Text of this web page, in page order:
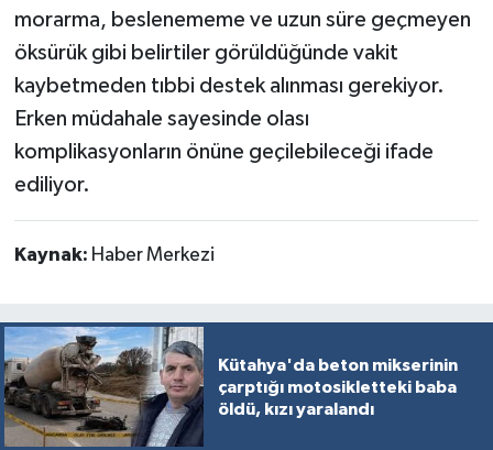
morarma, beslenememe ve uzun süre geçmeyen
öksürük gibi belirtiler görüldüğünde vakit
kaybetmeden tıbbi destek alınması gerekiyor.
Erken müdahale sayesinde olası
komplikasyonların önüne geçilebileceği ifade
ediliyor.
Kaynak: Haber Merkezi
Kütahya'da beton mikserinin
çarptığı motosikletteki baba
öldü, kızı yaralandı